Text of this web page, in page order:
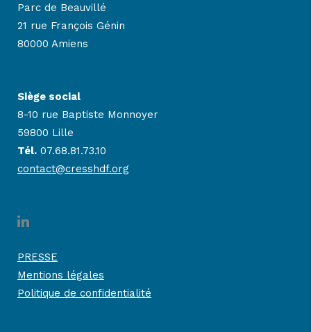
Parc de Beauvillé
21 rue François Génin
80000 Amiens
Siège social
8-10 rue Baptiste Monnoyer
59800 Lille
Tél. 07.68.81.73.10
contact@cresshdf.org
PRESSE
Mentions légales
Politique de confidentialité